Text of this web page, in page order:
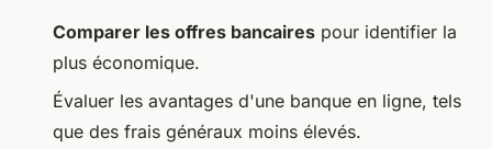
Comparer les offres bancaires pour identifier la
plus économique.
Évaluer les avantages d'une banque en ligne, tels
que des frais généraux moins élevés.